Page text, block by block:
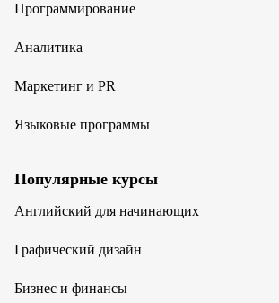
Программирование
Аналитика
Маркетинг и PR
Языковые программы
Популярные курсы
Английский для начинающих
Графический дизайн
Бизнес и финансы